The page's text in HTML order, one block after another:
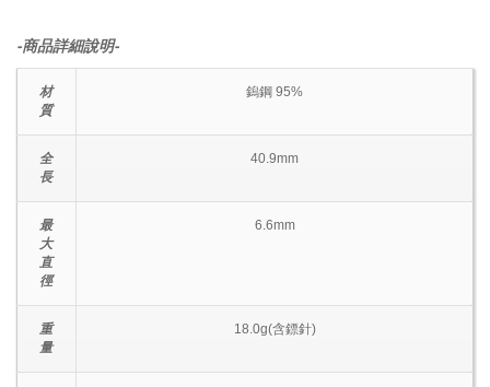
-商品詳細說明-
材
質
鎢鋼 95%
全
長
40.9mm
最
大
直
徑
6.6mm
重
量
18.0g(含鏢針)